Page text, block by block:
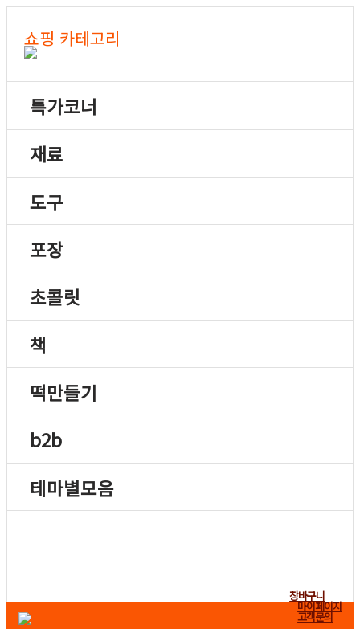
쇼핑 카테고리
특가코너
재료
도구
포장
초콜릿
책
떡만들기
b2b
테마별모음
장바구니
마이페이지
고객문의